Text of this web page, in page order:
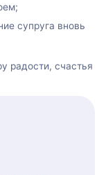
супруга вновь
радости, счастья